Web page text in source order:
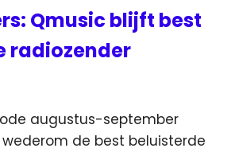
Qmusic blijft best
radiozender
augustus-september
wederom de best beluisterde